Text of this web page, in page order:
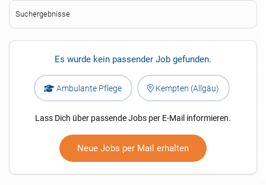
Suchergebnisse
Es wurde kein passender Job gefunden.
Ambulante Pflege Kempten (Allgäu)
Lass Dich über passende Jobs per E-Mail informieren.
Neue Jobs per Mail erhalten